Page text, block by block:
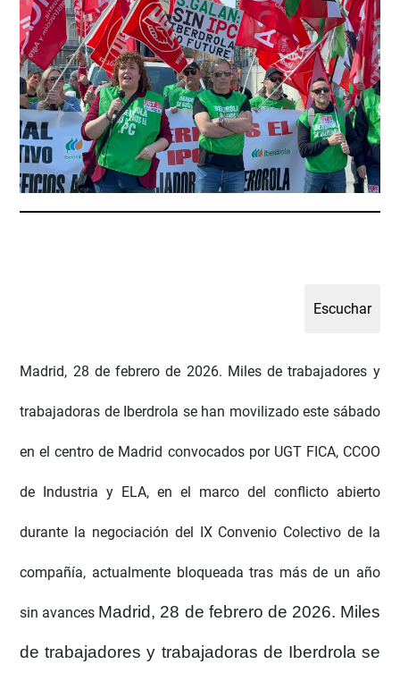
Madrid, 28 de febrero de 2026. Miles de trabajadores y
trabajadoras de Iberdrola se han movilizado este sábado
en el centro de Madrid convocados por UGT FICA, CCOO
de Industria y ELA, en el marco del conflicto abierto
durante la negociación del IX Convenio Colectivo de la
compañía, actualmente bloqueada tras más de un año
sin avances Madrid, 28 de febrero de 2026. Miles
de trabajadores y trabajadoras de Iberdrola se